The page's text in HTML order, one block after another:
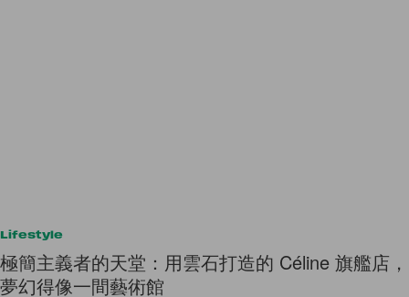
Lifestyle
極簡主義者的天堂：用雲石打造的 Céline 旗艦店，
夢幻得像一間藝術館